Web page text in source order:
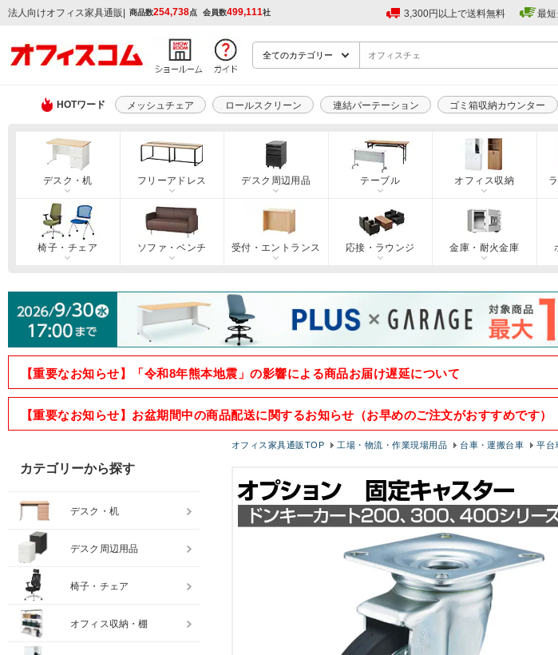
法人向けオフィス家具通販 | 商品数254,738点 会員数499,111社 3,300円以上で送料無料 最
HOTワード メッシュチェア ロールスクリーン 連結パーテーション ゴミ箱収納カウンター
デスク・机 フリーアドレス デスク周辺用品 テーブル オフィス収納
椅子・チェア ソファ・ベンチ 受付・エントランス 応接・ラウンジ 金庫・耐火金庫
【重要なお知らせ】「令和8年熊本地震」の影響による商品お届け遅延について
【重要なお知らせ】お盆期間中の商品配送に関するお知らせ（お早めのご注文がおすすめです）
オフィス家具通販TOP 工場・物流・作業現場用品 台車・運搬台車 平台
カテゴリーから探す
デスク・机
デスク周辺用品
椅子・チェア
オフィス収納・棚